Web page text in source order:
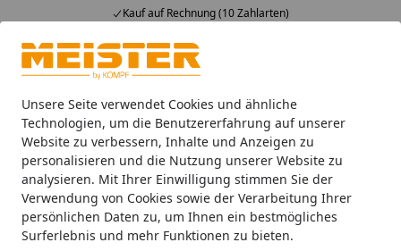
Unsere Seite verwendet Cookies und ähnliche
Technologien, um die Benutzererfahrung auf unserer
Website zu verbessern, Inhalte und Anzeigen zu
personalisieren und die Nutzung unserer Website zu
analysieren. Mit Ihrer Einwilligung stimmen Sie der
Verwendung von Cookies sowie der Verarbeitung Ihrer
persönlichen Daten zu, um Ihnen ein bestmögliches
Surferlebnis und mehr Funktionen zu bieten.
Kauf auf Rechnung (10 Zahlarten)
Alle Produkte
Mein Konto
Suchen
Startseite
HANDMUSTER MEISTER Designboden Dryback-Vinyl DD
HANDMUSTER MEISTER
Designboden Dryback-Vinyl DD 155
Quiet Storm 20080